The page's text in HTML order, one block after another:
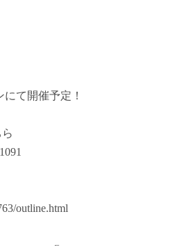
て開催予定！
outline.html